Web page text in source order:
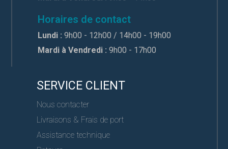
Horaires de contact
Lundi : 9h00 - 12h00 / 14h00 - 19h00
Mardi à Vendredi : 9h00 - 17h00
SERVICE CLIENT
Nous contacter
Livraisons & Frais de port
Assistance technique